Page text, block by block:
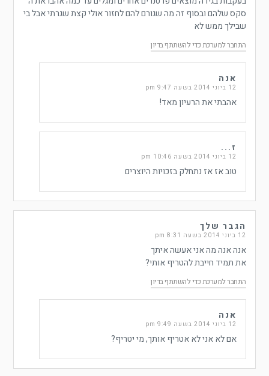
סקס שלהם ובסוף זה מה שגורם להם לחזור אולי קצת שגרתי אבל בי
שבילך ממש לא
התחבר למערכת כדי להשתתף בדיון
אנה
12 ביוני 2014 בשעה 9:47 pm
אהבתי את הרעיון מאד!
ז...
12 ביוני 2014 בשעה 10:46 pm
טוב אז אז נתחלק בזכויות היוצרים
הגבר שלך
12 ביוני 2014 בשעה 8:31 pm
אנה אנה מה אני אעשה איתך
את תמיד חייבת להטריף אותי?
התחבר למערכת כדי להשתתף בדיון
אנה
12 ביוני 2014 בשעה 9:49 pm
אם לא אני לא אטריף אותך, מי יטריף?